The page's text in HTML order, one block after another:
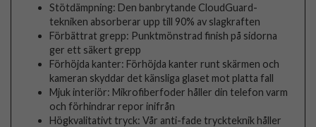
Stötdämpning: Den banbrytande CloudGuard-
tekniken absorberar upp till 90% av slagkraften
Förbättrat grepp: Punktmönstrad finish på sidorna
ger ett säkert grepp
Förhöjda kanter: Förhöjda kanter runt skärmen och
kameran skyddar det känsliga glaset mot platta fall
Mjuk interiör: Mikrofiberfoder håller din telefon varm
och förhindrar repor inifrån
Högkvalitativt tryck: Vår anti-fade tryckteknik håller